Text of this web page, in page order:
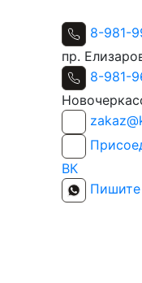
8-981-
пр.
8-981-
ВК
Пишите